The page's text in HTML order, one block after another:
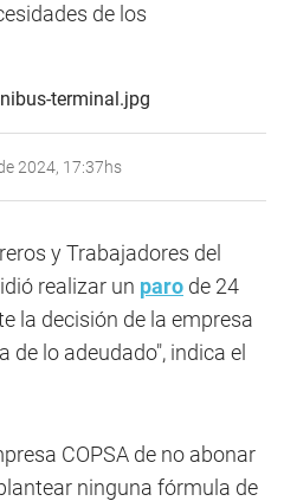
de los
2024, 17:37hs
y Trabajadores del
realizar un paro de 24
la decisión de la empresa
de lo adeudado", indica el
COPSA de no abonar
ninguna fórmula de